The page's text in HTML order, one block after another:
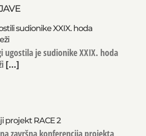
sudionike XXIX. hoda
ugostila je sudionike XXIX. hoda
[...]
projekt RACE 2